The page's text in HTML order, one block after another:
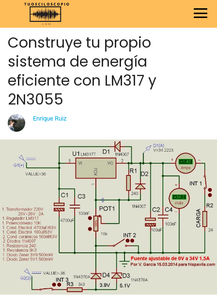
Construye tu propio
sistema de energía
eficiente con LM317 y
2N3055
Enrique Ruiz